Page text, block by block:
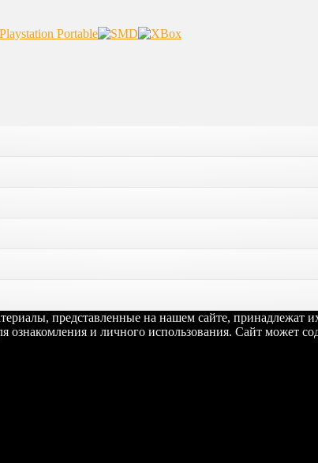
представленные на нашем сайте, принадлежат
и личного использования. Сайт может